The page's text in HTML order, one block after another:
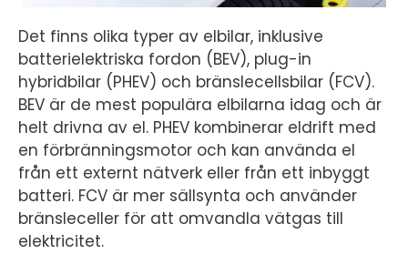
Det finns olika typer av elbilar, inklusive
batterielektriska fordon (BEV), plug-in
hybridbilar (PHEV) och bränslecellsbilar (FCV).
BEV är de mest populära elbilarna idag och är
helt drivna av el. PHEV kombinerar eldrift med
en förbränningsmotor och kan använda el
från ett externt nätverk eller från ett inbyggt
batteri. FCV är mer sällsynta och använder
bränsleceller för att omvandla vätgas till
elektricitet.